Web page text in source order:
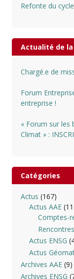
Refonte du
Actualité de
Chargé.e de
Forum
entreprise !
« Forum sur les
Climat » :
Catégories
Actus (167)
Actus AAE
Comptes-
Actus ENSG
Actus
Archives AAE(9)
Archives ENSG